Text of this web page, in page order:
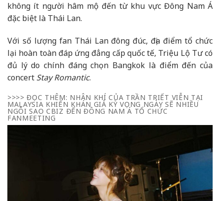
không ít người hâm mộ đến từ khu vực Đông Nam Á
đặc biệt là Thái Lan.
Với số lượng fan Thái Lan đông đúc, địa điểm tổ chức
lại hoàn toàn đáp ứng đẳng cấp quốc tế, Triệu Lộ Tư có
đủ lý do chính đáng chọn Bangkok là điểm đến của
concert Stay Romantic.
>>>> ĐỌC THÊM: NHÂN KHÍ CỦA TRẦN TRIẾT VIỄN TẠI
MALAYSIA KHIẾN KHÁN GIẢ KỲ VỌNG NGÀY SẼ NHIỀU
NGÔI SAO CBIZ ĐẾN ĐÔNG NAM Á TỔ CHỨC
FANMEETING